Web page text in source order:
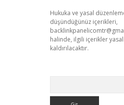
Hukuka ve yasal
düşündüğünüz içerikleri,
halinde, ilgili içerikler
kaldırılacaktır.